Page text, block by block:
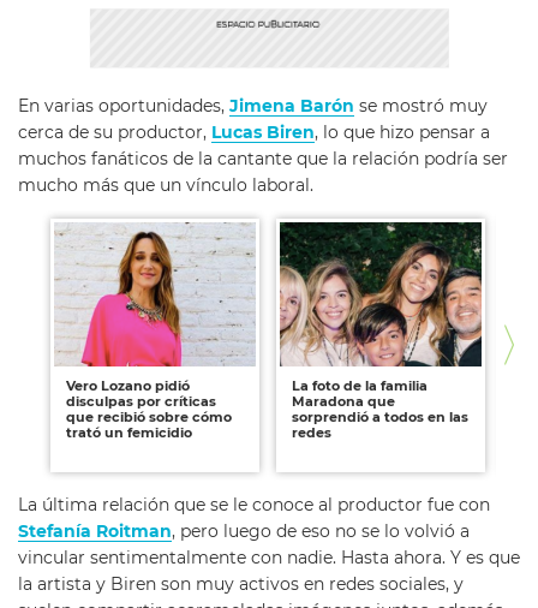
En varias oportunidades, Jimena Barón se mostró muy
cerca de su productor, Lucas Biren, lo que hizo pensar a
muchos fanáticos de la cantante que la relación podría ser
mucho más que un vínculo laboral.
Vero Lozano pidió
disculpas por críticas
que recibió sobre cómo
trató un femicidio
La foto de la familia
Maradona que
sorprendió a todos en las
redes
La última relación que se le conoce al productor fue con
Stefanía Roitman, pero luego de eso no se lo volvió a
vincular sentimentalmente con nadie. Hasta ahora. Y es que
la artista y Biren son muy activos en redes sociales, y